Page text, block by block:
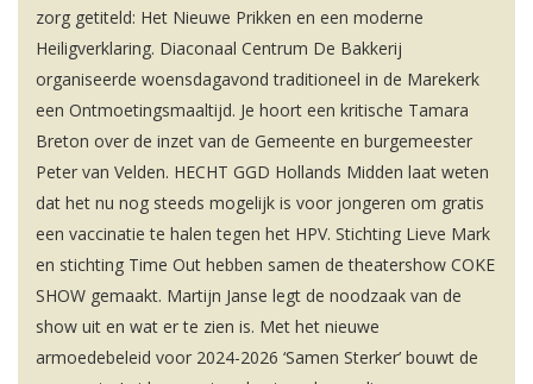
zorg getiteld: Het Nieuwe Prikken en een moderne
Heiligverklaring. Diaconaal Centrum De Bakkerij
organiseerde woensdagavond traditioneel in de Marekerk
een Ontmoetingsmaaltijd. Je hoort een kritische Tamara
Breton over de inzet van de Gemeente en burgemeester
Peter van Velden. HECHT GGD Hollands Midden laat weten
dat het nu nog steeds mogelijk is voor jongeren om gratis
een vaccinatie te halen tegen het HPV. Stichting Lieve Mark
en stichting Time Out hebben samen de theatershow COKE
SHOW gemaakt. Martijn Janse legt de noodzaak van de
show uit en wat er te zien is. Met het nieuwe
armoedebeleid voor 2024-2026 ‘Samen Sterker’ bouwt de